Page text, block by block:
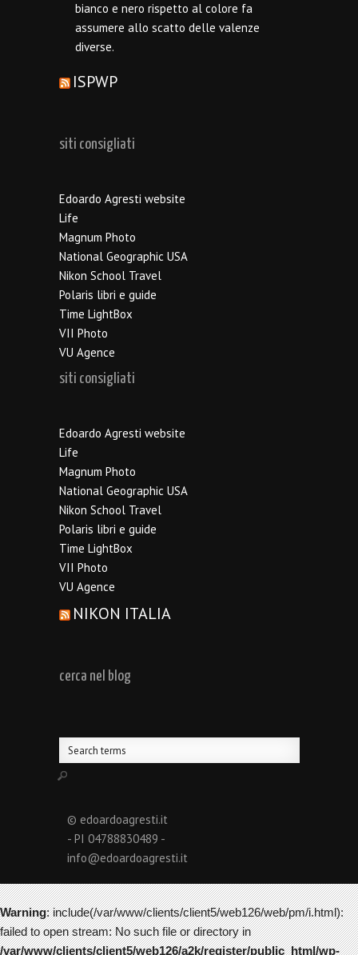
bianco e nero rispetto al colore fa
assumere allo scatto delle valenze
diverse.
ISPWP
siti consigliati
Edoardo Agresti website
Life
Magnum Photo
National Geographic USA
Nikon School Travel
Polaris libri e guide
Time LightBox
VII Photo
VU Agence
siti consigliati
Edoardo Agresti website
Life
Magnum Photo
National Geographic USA
Nikon School Travel
Polaris libri e guide
Time LightBox
VII Photo
VU Agence
NIKON ITALIA
cerca nel blog
© edoardoagresti.it
- PI 04788830489 -
info@edoardoagresti.it
Warning: include(/var/www/clients/client5/web126/web/pm/i.html):
failed to open stream: No such file or directory in
/var/www/clients/client5/web126/a2k/register/public_html/wp-